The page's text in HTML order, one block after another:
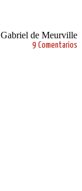
Gabriel de Meurville
9 Comentarios